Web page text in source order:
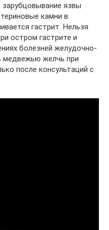
язвы
камни в
гастрит. Нельзя
остром гастрите и
болезней желудочно-
медвежью желчь при
после консультаций с